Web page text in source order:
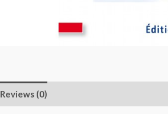
Reviews (0)